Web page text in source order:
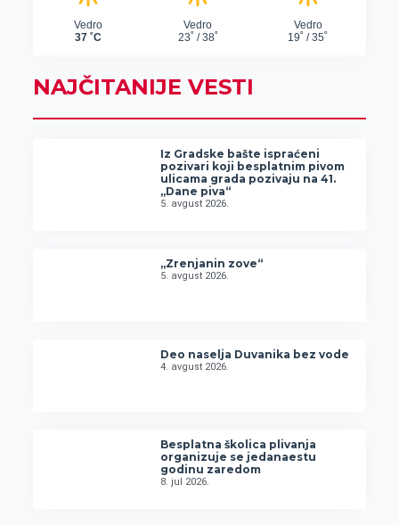
NAJČITANIJE VESTI
Iz Gradske bašte ispraćeni
pozivari koji besplatnim pivom
ulicama grada pozivaju na 41.
„Dane piva“
5. avgust 2026.
„Zrenjanin zove“
5. avgust 2026.
Deo naselja Duvanika bez vode
4. avgust 2026.
Besplatna školica plivanja
organizuje se jedanaestu
godinu zaredom
8. jul 2026.